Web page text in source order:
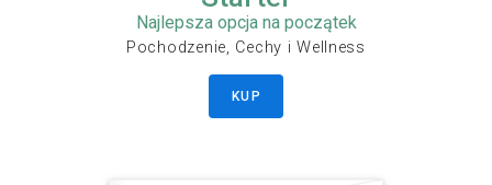
Najlepsza opcja na początek
Pochodzenie, Cechy i Wellness
KUP